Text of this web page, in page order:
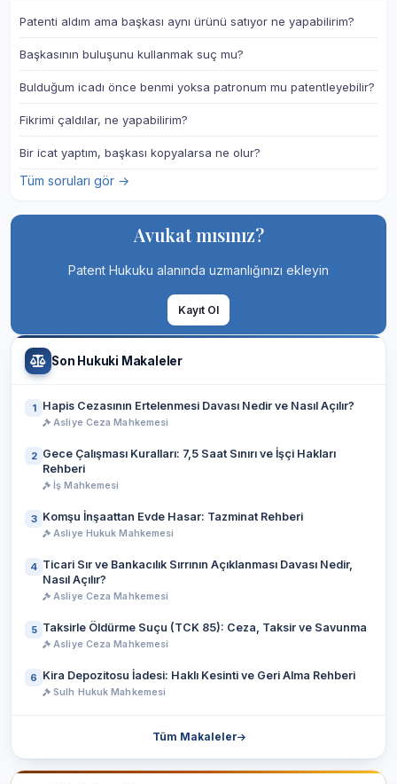
Patenti aldım ama başkası aynı ürünü satıyor ne yapabilirim?
Başkasının buluşunu kullanmak suç mu?
Bulduğum icadı önce benmi yoksa patronum mu patentleyebilir?
Fikrimi çaldılar, ne yapabilirim?
Bir icat yaptım, başkası kopyalarsa ne olur?
Tüm soruları gör →
Avukat mısınız?
Patent Hukuku alanında uzmanlığınızı ekleyin
Kayıt Ol
Son Hukuki Makaleler
1 Hapis Cezasının Ertelenmesi Davası Nedir ve Nasıl Açılır?
Asliye Ceza Mahkemesi
2 Gece Çalışması Kuralları: 7,5 Saat Sınırı ve İşçi Hakları
Rehberi
İş Mahkemesi
3 Komşu İnşaattan Evde Hasar: Tazminat Rehberi
Asliye Hukuk Mahkemesi
4 Ticari Sır ve Bankacılık Sırrının Açıklanması Davası Nedir,
Nasıl Açılır?
Asliye Ceza Mahkemesi
5 Taksirle Öldürme Suçu (TCK 85): Ceza, Taksir ve Savunma
Asliye Ceza Mahkemesi
6 Kira Depozitosu İadesi: Haklı Kesinti ve Geri Alma Rehberi
Sulh Hukuk Mahkemesi
Tüm Makaleler